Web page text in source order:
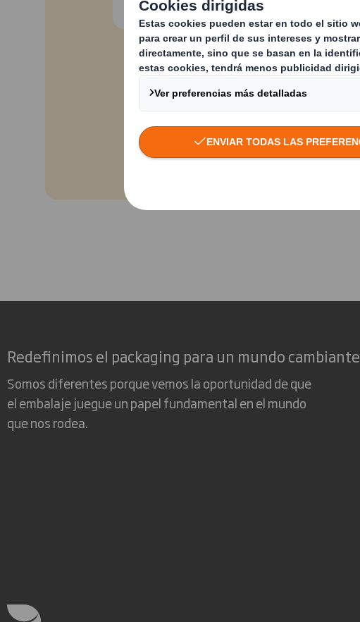
Redefinimos el packaging para un mundo cambiante
Somos diferentes porque vemos la oportunidad de que
el embalaje juegue un papel fundamental en el mundo
que nos rodea.